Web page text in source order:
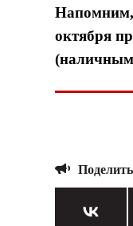
Напомним,
октября